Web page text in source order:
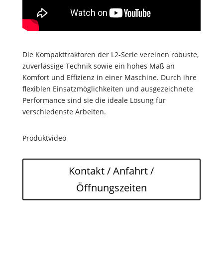
Die Kompakttraktoren der L2-Serie vereinen robuste,
zuverlässige Technik sowie ein hohes Maß an
Komfort und Effizienz in einer Maschine. Durch ihre
flexiblen Einsatzmöglichkeiten und ausgezeichnete
Performance sind sie die ideale Lösung für
verschiedenste Arbeiten.
Produktvideo
Kontakt / Anfahrt /
Öffnungszeiten